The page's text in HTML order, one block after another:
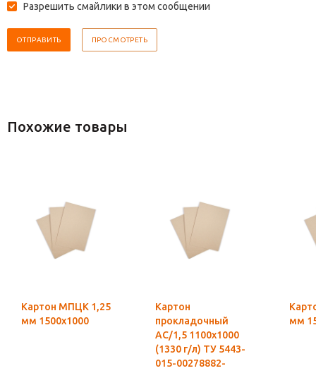
Разрешить смайлики в этом сообщении
Похожие товары
Картон МПЦК 1,25
мм 1500х1000
Картон
прокладочный
АС/1,5 1100х1000
(1330 г/л) ТУ 5443-
015-00278882-
мм